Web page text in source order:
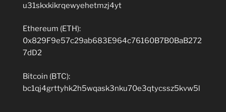
u31skxkikrqewyehetmzj4yt
Ethereum (ETH):
0x829F9e57c29ab683E964c76160B7B0BaB272
7dD2
Bitcoin (BTC):
bc1qj4grttyhk2h5wqask3nku70e3qtycssz5kvw5l